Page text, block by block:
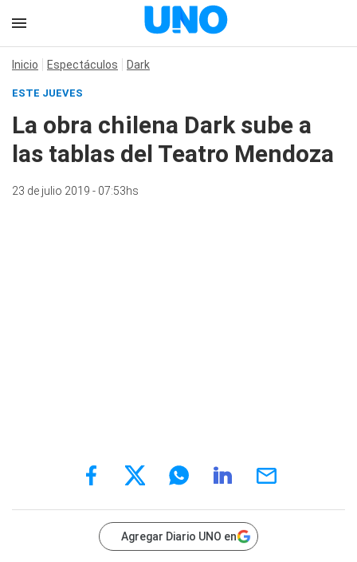
Inicio Espectáculos Dark
ESTE JUEVES
La obra chilena Dark sube a
las tablas del Teatro Mendoza
23 de julio 2019 - 07:53hs
Agregar Diario UNO en